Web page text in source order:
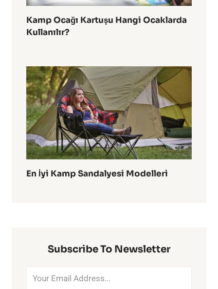
Kamp Ocağı Kartuşu Hangi Ocaklarda
Kullanılır?
En İyi Kamp Sandalyesi Modelleri
Subscribe To Newsletter